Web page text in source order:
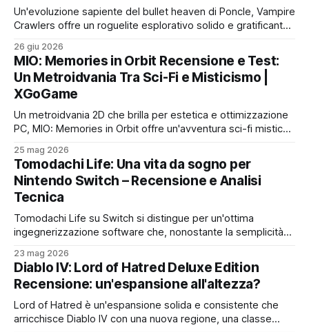
Un'evoluzione sapiente del bullet heaven di Poncle, Vampire
Crawlers offre un roguelite esplorativo solido e gratificante,
26 giu 2026
MIO: Memories in Orbit Recensione e Test:
Un Metroidvania Tra Sci-Fi e Misticismo |
XGoGame
Un metroidvania 2D che brilla per estetica e ottimizzazione
PC, MIO: Memories in Orbit offre un'avventura sci-fi mistica
25 mag 2026
Tomodachi Life: Una vita da sogno per
Nintendo Switch – Recensione e Analisi
Tecnica
Tomodachi Life su Switch si distingue per un'ottima
ingegnerizzazione software che, nonostante la semplicità
concreto valore tecnico per il suo prezzo
23 mag 2026
Diablo IV: Lord of Hatred Deluxe Edition
Recensione: un'espansione all'altezza?
Lord of Hatred è un'espansione solida e consistente che
arricchisce Diablo IV con una nuova regione, una classe